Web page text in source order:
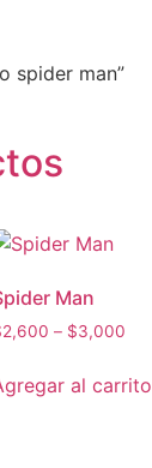
spider man”
Man
2,600 – $3,000
al carrito